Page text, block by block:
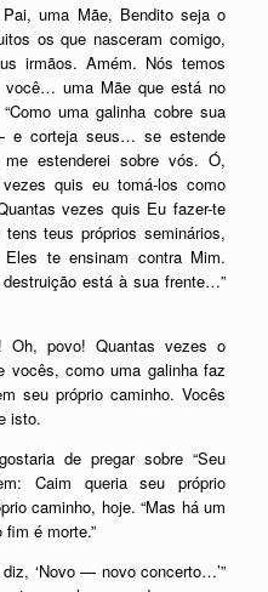
uma Mãe, Bendito seja o
os que nasceram comigo,
irmãos. Amém. Nós temos
você… uma Mãe que está no
uma galinha cobre sua
e corteja seus… se estende
estenderei sobre vós. Ó,
quis eu tomá-los como
vezes quis Eu fazer-te
teus próprios seminários,
te ensinam contra Mim.
está à sua frente…”
povo! Quantas vezes o
vocês, como uma galinha faz
seu próprio caminho. Vocês
isto.
de pregar sobre “Seu
Caim queria seu próprio
caminho, hoje. “Mas há um
é morte.”
‘Novo — novo concerto…’”